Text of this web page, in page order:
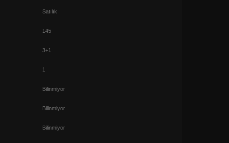
Satılık
145
3+1
1
Bilinmiyor
Bilinmiyor
Bilinmiyor